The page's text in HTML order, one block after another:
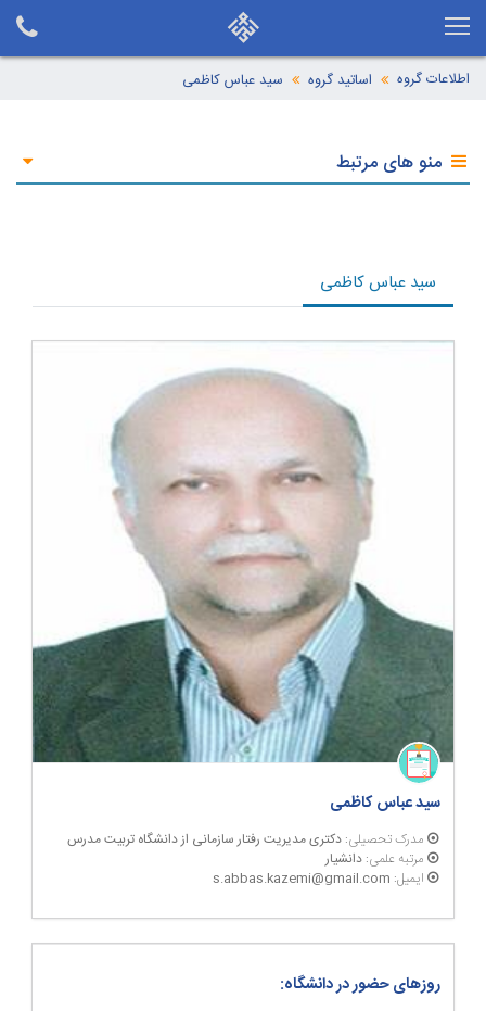
اطلاعات گروه اساتید گروه سید عباس کاظمی
منو های مرتبط
سید عباس کاظمی
سید عباس کاظمی
مدرک تحصیلی: دکتری مدیریت رفتار سازمانی از دانشگاه تربیت مدرس
مرتبه علمی: دانشیار
ایمیل: s.abbas.kazemi@gmail.com
روزهای حضور در دانشگاه: